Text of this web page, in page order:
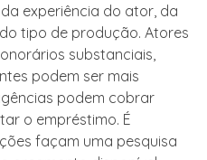
experiência do ator, da
tipo de produção. Atores
substanciais,
podem ser mais
podem cobrar
o empréstimo. É
façam uma pesquisa